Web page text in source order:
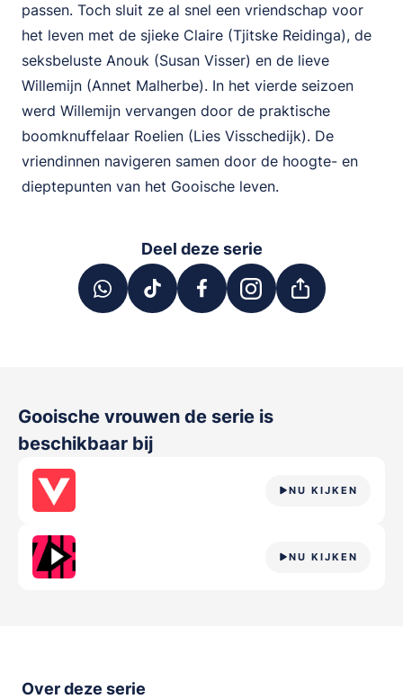
passen. Toch sluit ze al snel een vriendschap voor
het leven met de sjieke Claire (Tjitske Reidinga), de
seksbeluste Anouk (Susan Visser) en de lieve
Willemijn (Annet Malherbe). In het vierde seizoen
werd Willemijn vervangen door de praktische
boomknuffelaar Roelien (Lies Visschedijk). De
vriendinnen navigeren samen door de hoogte- en
dieptepunten van het Gooische leven.
Deel deze serie
Gooische vrouwen de serie is
beschikbaar bij
NU KIJKEN
NU KIJKEN
Over deze serie